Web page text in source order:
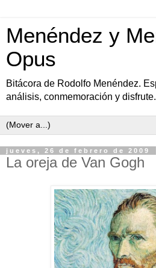
Menéndez y
Opus
Bitácora de Rodolfo Menéndez.
análisis, conmemoración y disfrute.
jueves, 26 de febrero de 2009
La oreja de Van Gogh